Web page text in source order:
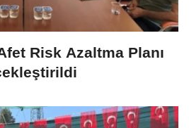
Risk Azaltma Planı